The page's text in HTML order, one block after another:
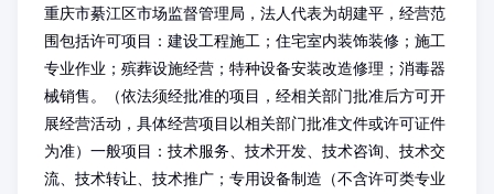
重庆市綦江区市场监督管理局，法人代表为胡建平，经营范
围包括许可项目：建设工程施工；住宅室内装饰装修；施工
专业作业；殡葬设施经营；特种设备安装改造修理；消毒器
械销售。（依法须经批准的项目，经相关部门批准后方可开
展经营活动，具体经营项目以相关部门批准文件或许可证件
为准）一般项目：技术服务、技术开发、技术咨询、技术交
流、技术转让、技术推广；专用设备制造（不含许可类专业